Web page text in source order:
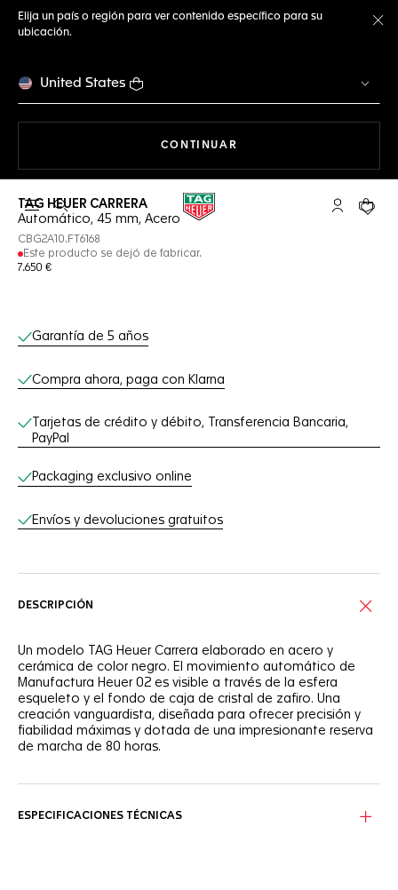
Elija un país o región para ver contenido específico para su
ubicación.
United States
CONTINUAR
Abrir el menú de búsqueda Cuenta Mi
Su
TAG HEUER CARRERA
Automático, 45 mm, Acero
CBG2A10.FT6168
Este producto se dejó de fabricar.
7.650 €
Servicios online
Garantía de 5 años
Compra ahora, paga con Klarna
Tarjetas de crédito y débito, Transferencia Bancaria,
PayPal
Packaging exclusivo online
Envíos y devoluciones gratuitos
DESCRIPCIÓN
Un modelo TAG Heuer Carrera elaborado en acero y
cerámica de color negro. El movimiento automático de
Manufactura Heuer 02 es visible a través de la esfera
esqueleto y el fondo de caja de cristal de zafiro. Una
creación vanguardista, diseñada para ofrecer precisión y
fiabilidad máximas y dotada de una impresionante reserva
de marcha de 80 horas.
ESPECIFICACIONES TÉCNICAS